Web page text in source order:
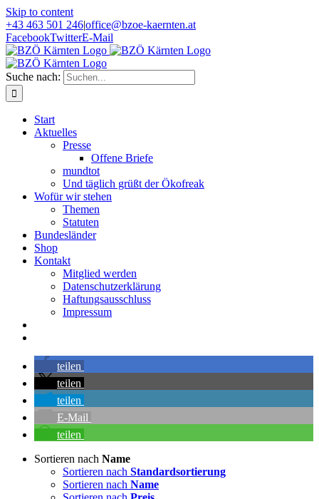
Skip to content
+43 463 501 246|office@bzoe-kaernten.at
FacebookTwitterE-Mail
Suche nach:
Start
Aktuelles
Presse
Offene Briefe
mundtot
Und täglich grüßt der Ökofreak
Wofür wir stehen
Themen
Statuten
Bundesländer
Shop
Kontakt
Mitglied werden
Datenschutzerklärung
Haftungsausschluss
Impressum
teilen
teilen
teilen
E-Mail
teilen
Sortieren nach Name
Sortieren nach Standardsortierung
Sortieren nach Name